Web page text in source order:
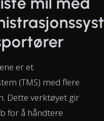
er et
(TMS) med flere
Dette verktøyet gir
for å håndtere